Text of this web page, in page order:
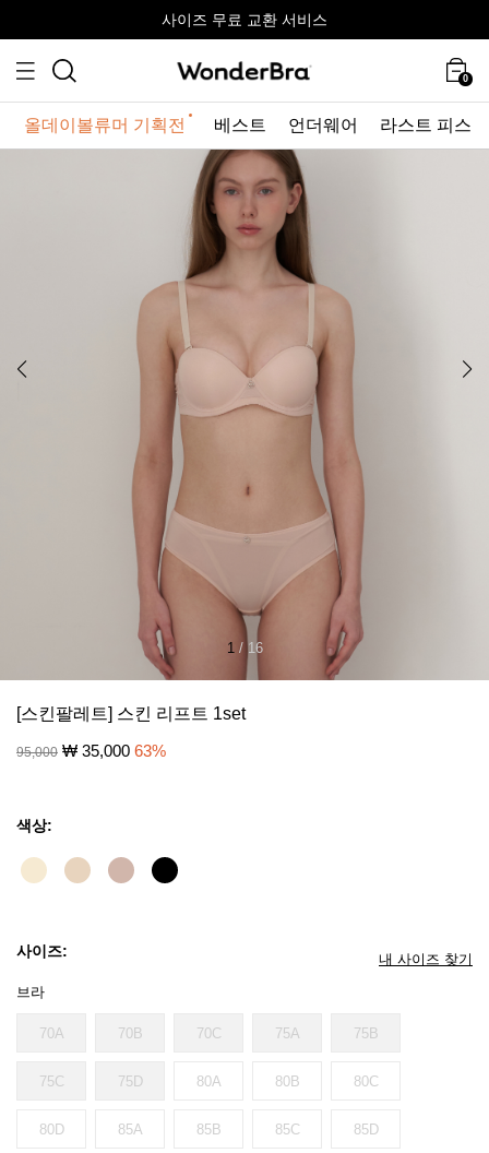
사이즈 무료 교환 서비스
올데이볼류머 기획전최대 10% 할인 쿠폰 + 사은품 증정
사이즈 무료 교환 서비스
올데이볼류머 기획전
0
올데이볼류머 기획전 베스트 언더웨어 라스트 피스
1/ 16
[스킨팔레트] 스킨 리프트 1set
95,000 ₩ 35,000 63%
색상:
사이즈: 내 사이즈 찾기
브라
70A 70B 70C 75A 75B
75C 75D 80A 80B 80C
80D 85A 85B 85C 85D